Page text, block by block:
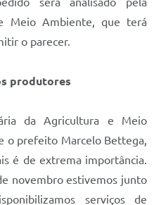
Meio Ambiente, que terá
o parecer.
produtores
da Agricultura e Meio
o prefeito Marcelo Bettega,
é de extrema importância.
novembro estivemos junto
serviços de